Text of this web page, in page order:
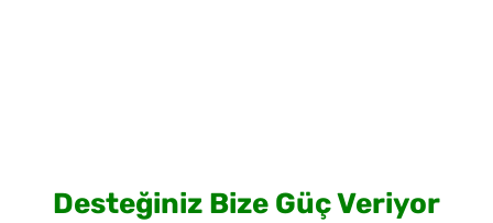
Desteğiniz Bize Güç Veriyor